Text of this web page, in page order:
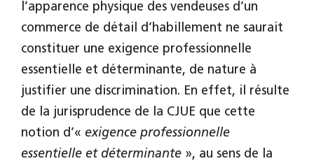
l’apparence physique des vendeuses d’un
commerce de détail d’habillement ne saurait
constituer une exigence professionnelle
essentielle et déterminante, de nature à
justifier une discrimination. En effet, il résulte
de la jurisprudence de la CJUE que cette
notion d’« exigence professionnelle
essentielle et déterminante », au sens de la